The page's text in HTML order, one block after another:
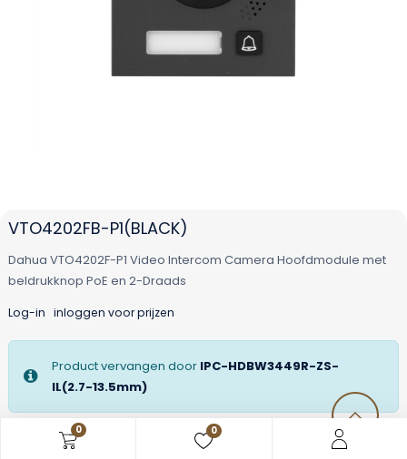
0 0
VTO4202FB-P1(BLACK)
Dahua VTO4202F-P1 Video Intercom Camera Hoofdmodule met
beldrukknop PoE en 2-Draads
Log-in inloggen voor prijzen
Product vervangen door IPC-HDBW3449R-ZS-
IL(2.7-13.5mm)